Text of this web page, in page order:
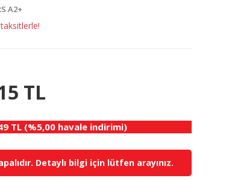
A2+
TL
TL (%5,00 havale indirimi)
Detaylı bilgi için lütfen arayınız.